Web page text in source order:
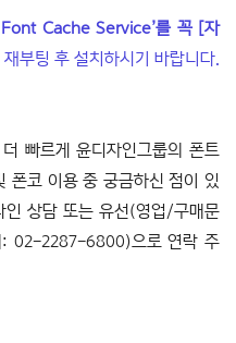
Font Cache Service’를 꼭 [자
부팅 후 설치하시기 바랍니다.
빠르게 윤디자인그룹의 폰트
폰코 이용 중 궁금하신 점이 있
인 상담 또는 유선(영업/구매문
02-2287-6800)으로 연락 주